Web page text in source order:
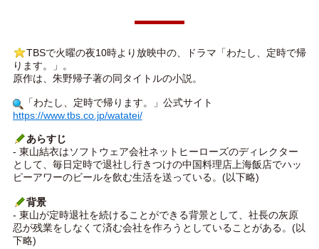
TBSで火曜の夜10時より放映中の、ドラマ「わたし、定時で帰
ります。」。
原作は、朱野帰子著の同タイトルの小説。
「わたし、定時で帰ります。」公式サイト
https://www.tbs.co.jp/watatei/
あらすじ
- 東山結衣はソフトウェア会社ネットヒーローズのディレクター
として、毎日定時で退社し行きつけの中国料理店上海飯店でハッ
ピーアワーのビールを飲む生活を送っている。(以下略)
背景
- 東山が定時退社を続けることができる背景として、社長の灰原
忍が残業をしなくて済む会社を作ろうとしていることがある。(以
下略)